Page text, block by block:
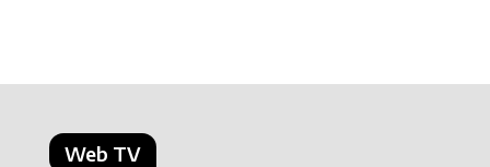
Web TV